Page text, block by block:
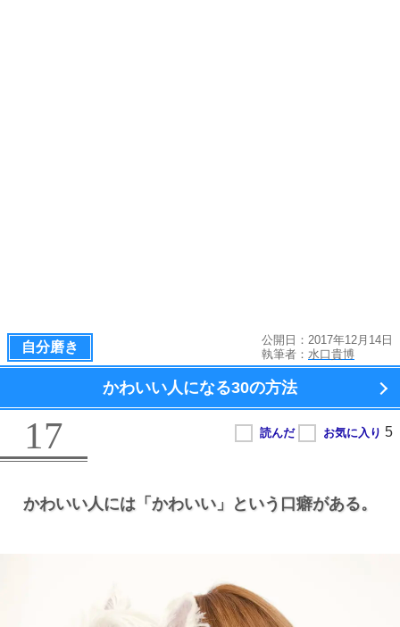
自分磨き
公開日：2017年12月14日
執筆者： 水口貴博
かわいい人になる30の方法
17
かわいい人には 「かわいい」という口癖がある。